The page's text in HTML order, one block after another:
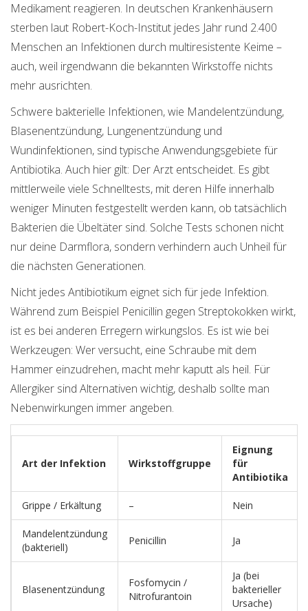
Medikament reagieren. In deutschen Krankenhäusern
sterben laut Robert-Koch-Institut jedes Jahr rund 2.400
Menschen an Infektionen durch multiresistente Keime –
auch, weil irgendwann die bekannten Wirkstoffe nichts
mehr ausrichten.
Schwere bakterielle Infektionen, wie Mandelentzündung,
Blasenentzündung, Lungenentzündung und
Wundinfektionen, sind typische Anwendungsgebiete für
Antibiotika. Auch hier gilt: Der Arzt entscheidet. Es gibt
mittlerweile viele Schnelltests, mit deren Hilfe innerhalb
weniger Minuten festgestellt werden kann, ob tatsächlich
Bakterien die Übeltäter sind. Solche Tests schonen nicht
nur deine Darmflora, sondern verhindern auch Unheil für
die nächsten Generationen.
Nicht jedes Antibiotikum eignet sich für jede Infektion.
Während zum Beispiel Penicillin gegen Streptokokken wirkt,
ist es bei anderen Erregern wirkungslos. Es ist wie bei
Werkzeugen: Wer versucht, eine Schraube mit dem
Hammer einzudrehen, macht mehr kaputt als heil. Für
Allergiker sind Alternativen wichtig, deshalb sollte man
Nebenwirkungen immer angeben.
Art der Infektion Wirkstoffgruppe
Eignung
für
Antibiotika
Grippe / Erkältung – Nein
Mandelentzündung
(bakteriell)
Penicillin Ja
Blasenentzündung
Fosfomycin /
Nitrofurantoin
Ja (bei
bakterieller
Ursache)